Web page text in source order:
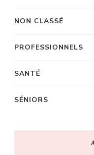
NON CLASSÉ
PROFESSIONNELS
SANTÉ
SÉNIORS